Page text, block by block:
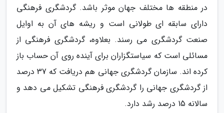
در منطقه ها مختلف جهان موثر باشد. گردشگری فرهنگی
دارای سابقه ای طولانی است و ریشه های آن به اوایل
صنعت گردشگری می رسند. بعلاوه، گردشگری فرهنگی از
مسائلی است که سیاستگزاران برای آینده روی آن حساب باز
کرده اند. سازمان گردشگری جهانی هم دریافت که 37 درصد
از گردشگری جهانی را گردشگری فرهنگی تشکیل می دهد و
سالانه 15 درصد رشد دارد.